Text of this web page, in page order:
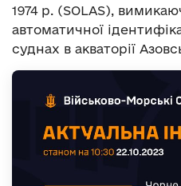
1974 р. (SOLAS),
автоматичної
суднах в акваторії